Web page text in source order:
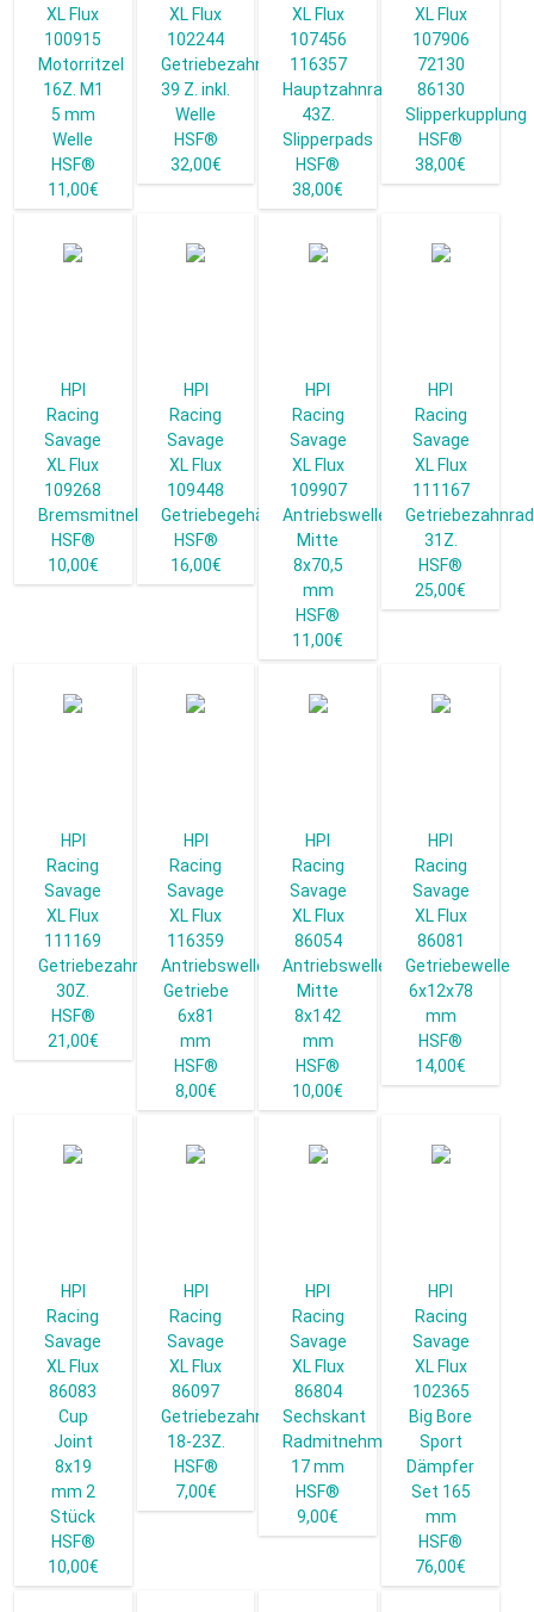
XL Flux
100915
Motorritzel
16Z. M1
5 mm
Welle
HSF®
11,00€
XL Flux
102244
Getriebezahnrad
39 Z. inkl.
Welle
HSF®
32,00€
XL Flux
107456
116357
Hauptzahnrad
43Z.
Slipperpads
HSF®
38,00€
XL Flux
107906
72130
86130
Slipperkupplung
HSF®
38,00€
HPI
Racing
Savage
XL Flux
109268
Bremsmitnehmer
HSF®
10,00€
HPI
Racing
Savage
XL Flux
109448
Getriebegehäuse
HSF®
16,00€
HPI
Racing
Savage
XL Flux
109907
Antriebswelle
Mitte
8x70,5
mm
HSF®
11,00€
HPI
Racing
Savage
XL Flux
111167
Getriebezahnrad
31Z.
HSF®
25,00€
HPI
Racing
Savage
XL Flux
111169
Getriebezahnrad
30Z.
HSF®
21,00€
HPI
Racing
Savage
XL Flux
116359
Antriebswelle
Getriebe
6x81
mm
HSF®
8,00€
HPI
Racing
Savage
XL Flux
86054
Antriebswelle
Mitte
8x142
mm
HSF®
10,00€
HPI
Racing
Savage
XL Flux
86081
Getriebewelle
6x12x78
mm
HSF®
14,00€
HPI
Racing
Savage
XL Flux
86083
Cup
Joint
8x19
mm 2
Stück
HSF®
10,00€
HPI
Racing
Savage
XL Flux
86097
Getriebezahnrad
18-23Z.
HSF®
7,00€
HPI
Racing
Savage
XL Flux
86804
Sechskant
Radmitnehmer
17 mm
HSF®
9,00€
HPI
Racing
Savage
XL Flux
102365
Big Bore
Sport
Dämpfer
Set 165
mm
HSF®
76,00€